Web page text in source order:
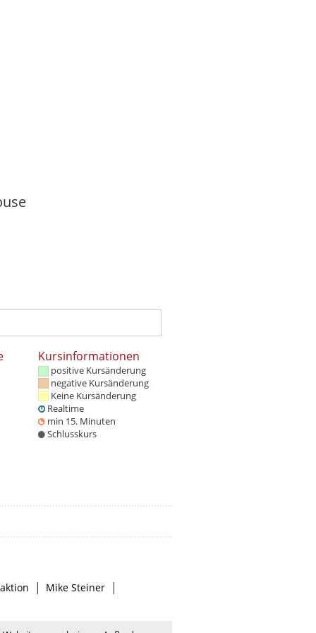
Kursinformationen
positive Kursänderung
negative Kursänderung
Keine Kursänderung
Realtime
min 15. Minuten
Schlusskurs
| Mike Steiner |